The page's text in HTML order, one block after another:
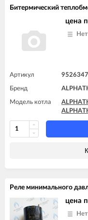
Битермический
цена
Артикул
Бренд
Модель котла
Реле минимального
цена